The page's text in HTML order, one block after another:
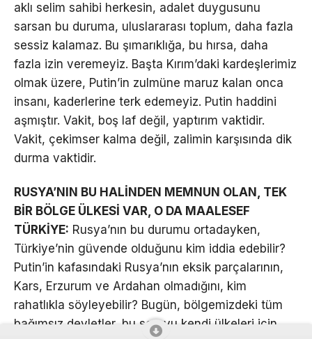
aklı selim sahibi herkesin, adalet duygusunu
sarsan bu duruma, uluslararası toplum, daha fazla
sessiz kalamaz. Bu şımarıklığa, bu hırsa, daha
fazla izin veremeyiz. Başta Kırım’daki kardeşlerimiz
olmak üzere, Putin’in zulmüne maruz kalan onca
insanı, kaderlerine terk edemeyiz. Putin haddini
aşmıştır. Vakit, boş laf değil, yaptırım vaktidir.
Vakit, çekimser kalma değil, zalimin karşısında dik
durma vaktidir.
RUSYA’NIN BU HALİNDEN MEMNUN OLAN, TEK
BİR BÖLGE ÜLKESİ VAR, O DA MAALESEF
TÜRKİYE: Rusya’nın bu durumu ortadayken,
Türkiye’nin güvende olduğunu kim iddia edebilir?
Putin’in kafasındaki Rusya’nın eksik parçalarının,
Kars, Erzurum ve Ardahan olmadığını, kim
rahatlıkla söyleyebilir? Bugün, bölgemizdeki tüm
bağımsız devletler, bu soruyu kendi ülkeleri için